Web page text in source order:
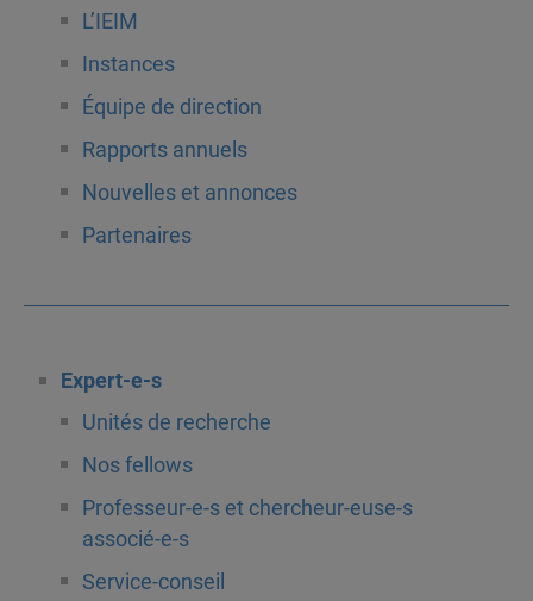
L’IEIM
Instances
Équipe de direction
Rapports annuels
Nouvelles et annonces
Partenaires
Expert-e-s
Unités de recherche
Nos fellows
Professeur-e-s et chercheur-euse-s
associé-e-s
Service-conseil